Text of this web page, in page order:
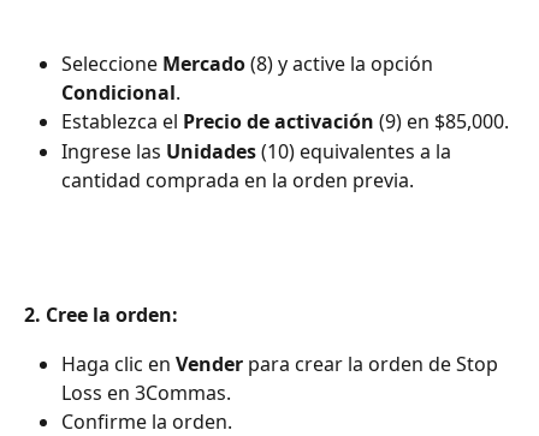
Seleccione Mercado (8) y active la opción
Condicional.
Establezca el Precio de activación (9) en $85,000.
Ingrese las Unidades (10) equivalentes a la
cantidad comprada en la orden previa.
2. Cree la orden:
Haga clic en Vender para crear la orden de Stop
Loss en 3Commas.
Confirme la orden.